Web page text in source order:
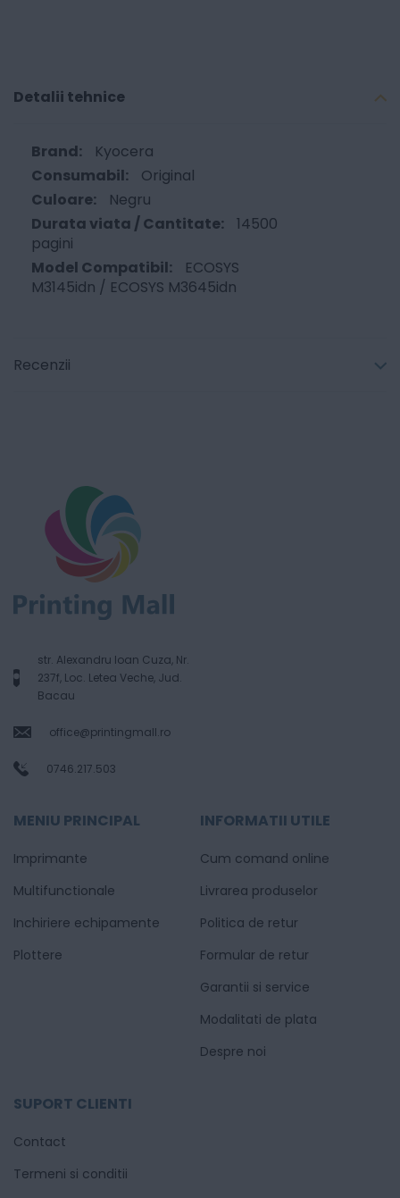
Detalii tehnice
Kyocera
Original
Negru
14500
pagini
ECOSYS
M3145idn / ECOSYS M3645idn
Recenzii
str. Alexandru Ioan Cuza, Nr.
237f, Loc. Letea Veche, Jud.
Bacau
office@printingmall.ro
0746.217.503
MENIU PRINCIPAL
Imprimante
Multifunctionale
Inchiriere echipamente
Plottere
INFORMATII UTILE
Cum comand online
Livrarea produselor
Politica de retur
Formular de retur
Garantii si service
Modalitati de plata
Despre noi
SUPORT CLIENTI
Contact
Termeni si conditii